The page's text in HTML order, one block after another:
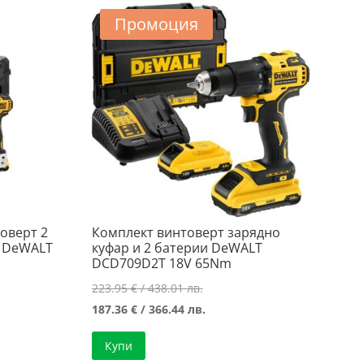
324.45 лв..
2
Промоция
Комплект винтоверт зарядно
куфар и 2 батерии DeWALT
DCD709D2T 18V 65Nm
223.95€/ 438.01 лв.Original
price
187.36 €/ 366.44 лв.Текущата
Купи